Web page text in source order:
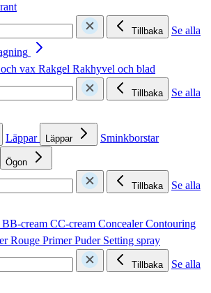
Tillbaka
Se alla
vax Rakgel Rakhyvel och blad
Tillbaka
Se alla
Läppar Läppar
Sminkborstar
Ögon
Tillbaka
Se alla
BB-cream CC-cream ConcealerContouring
Rouge PrimerPuder Setting spray
Tillbaka
Se alla